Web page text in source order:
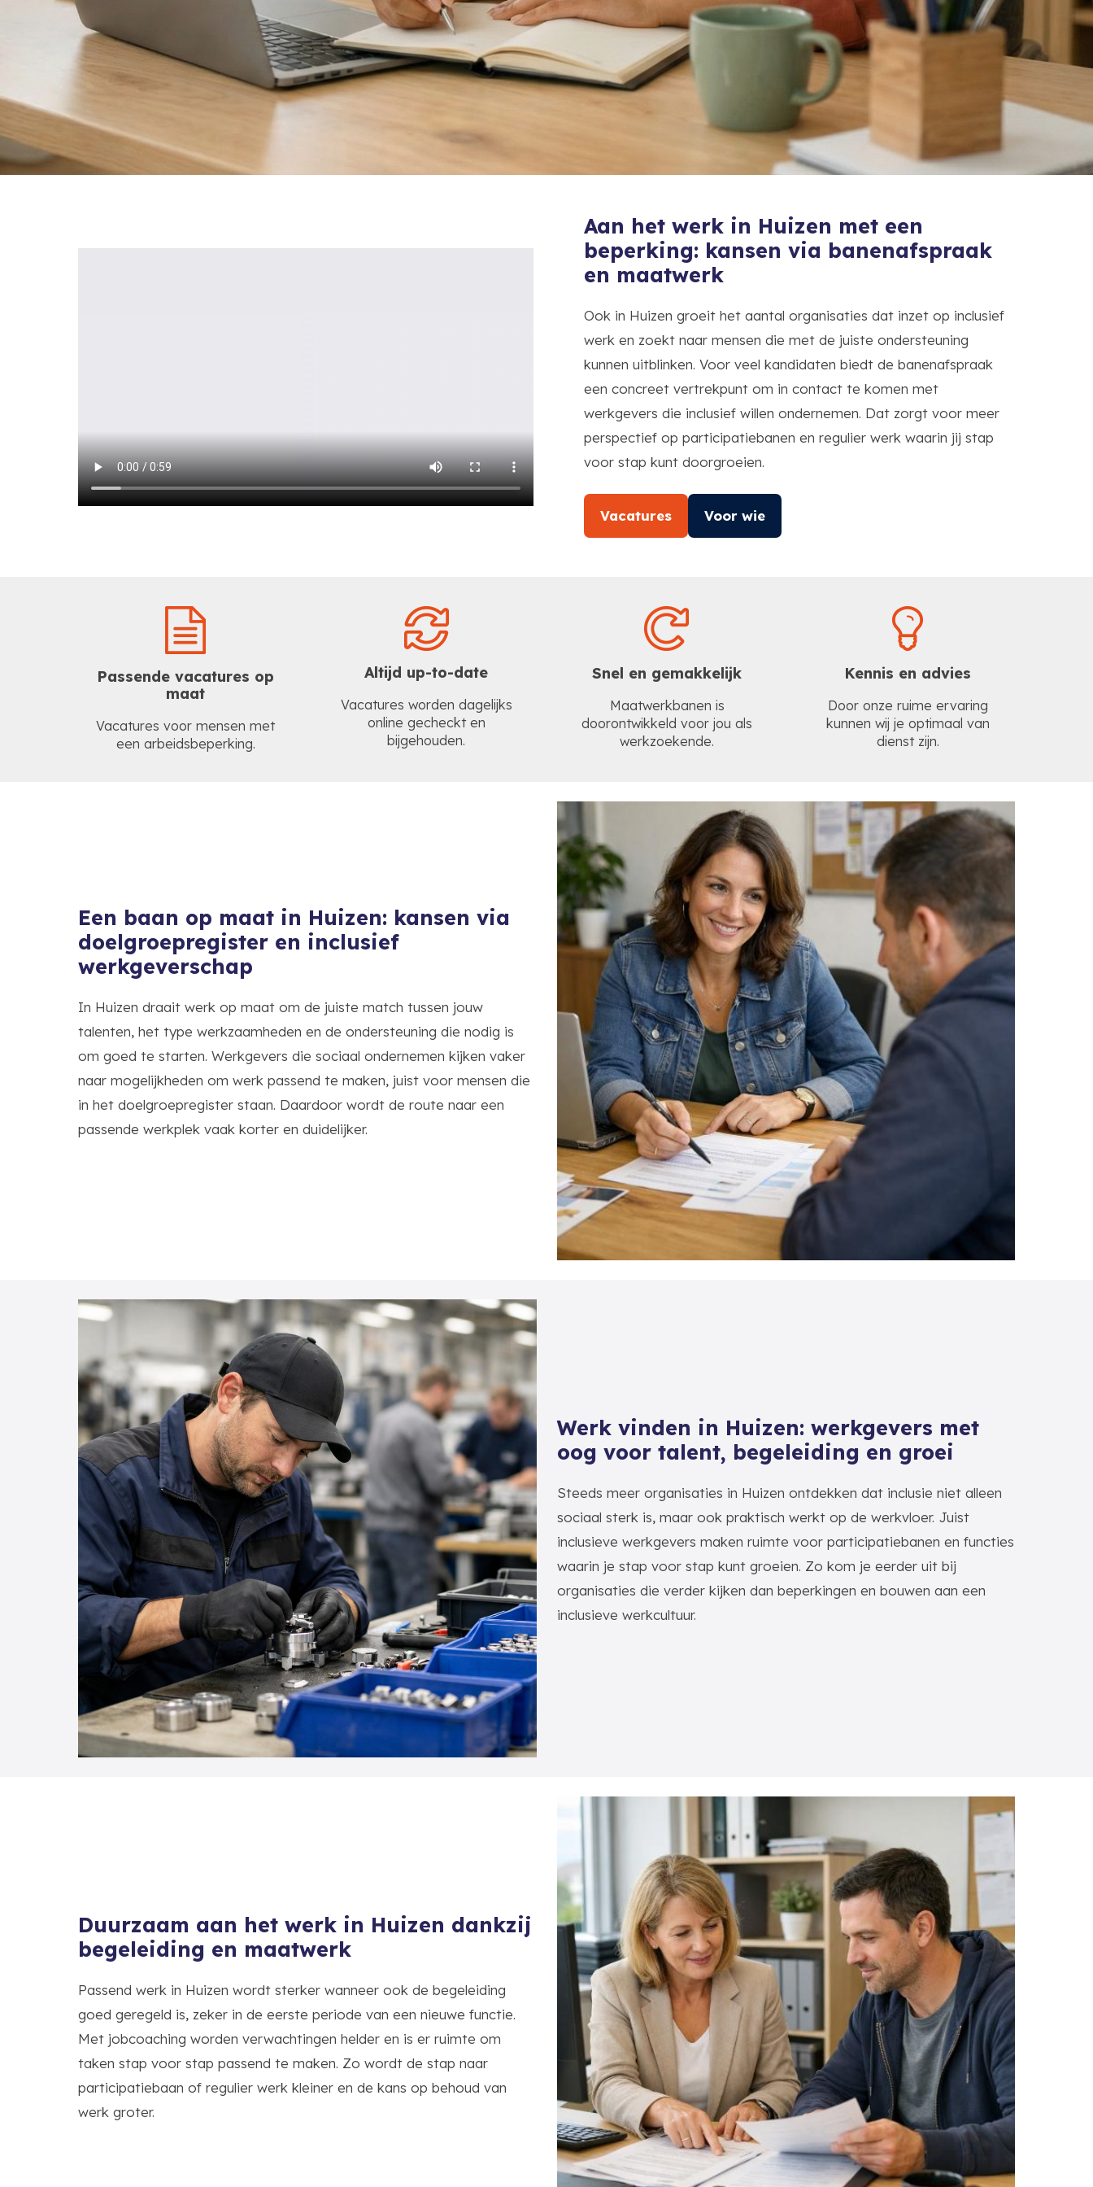
Aan het werk in Huizen met een
beperking: kansen via banenafspraak
en maatwerk
Ook in Huizen groeit het aantal organisaties dat inzet op inclusief
werk en zoekt naar mensen die met de juiste ondersteuning
kunnen uitblinken. Voor veel kandidaten biedt de banenafspraak
een concreet vertrekpunt om in contact te komen met
werkgevers die inclusief willen ondernemen. Dat zorgt voor meer
perspectief op participatiebanen en regulier werk waarin jij stap
voor stap kunt doorgroeien.
Vacatures Voor wie
Passende vacatures op
maat
Vacatures voor mensen met
een arbeidsbeperking.
Altijd up-to-date
Vacatures worden dagelijks
online gecheckt en
bijgehouden.
Snel en gemakkelijk
Maatwerkbanen is
doorontwikkeld voor jou als
werkzoekende.
Kennis en advies
Door onze ruime ervaring
kunnen wij je optimaal van
dienst zijn.
Een baan op maat in Huizen: kansen via
doelgroepregister en inclusief
werkgeverschap
In Huizen draait werk op maat om de juiste match tussen jouw
talenten, het type werkzaamheden en de ondersteuning die nodig is
om goed te starten. Werkgevers die sociaal ondernemen kijken vaker
naar mogelijkheden om werk passend te maken, juist voor mensen die
in het doelgroepregister staan. Daardoor wordt de route naar een
passende werkplek vaak korter en duidelijker.
Werk vinden in Huizen: werkgevers met
oog voor talent, begeleiding en groei
Steeds meer organisaties in Huizen ontdekken dat inclusie niet alleen
sociaal sterk is, maar ook praktisch werkt op de werkvloer. Juist
inclusieve werkgevers maken ruimte voor participatiebanen en functies
waarin je stap voor stap kunt groeien. Zo kom je eerder uit bij
organisaties die verder kijken dan beperkingen en bouwen aan een
inclusieve werkcultuur.
Duurzaam aan het werk in Huizen dankzij
begeleiding en maatwerk
Passend werk in Huizen wordt sterker wanneer ook de begeleiding
goed geregeld is, zeker in de eerste periode van een nieuwe functie.
Met jobcoaching worden verwachtingen helder en is er ruimte om
taken stap voor stap passend te maken. Zo wordt de stap naar
participatiebaan of regulier werk kleiner en de kans op behoud van
werk groter.